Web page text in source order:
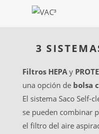
3
Filtros HEPAy
una opción de bolsa
El sistema Saco Self-
se pueden combinar
el filtro del aire